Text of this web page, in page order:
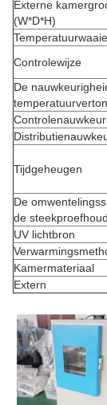
Externe
(W*D*H)
Controlewijze
De
Tijdgeheugen
De
de
UV lichtbron
Kamermateriaal
Extern